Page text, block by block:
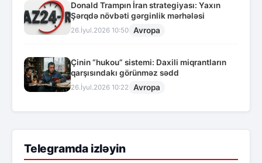
Donald Trampın İran strategiyası: Yaxın
Şərqdə növbəti gərginlik mərhələsi
26.İyul.2026 10:50 Avropa
Çinin “hukou” sistemi: Daxili miqrantların
qarşısındakı görünməz sədd
26.İyul.2026 10:22 Avropa
Telegramda izləyin